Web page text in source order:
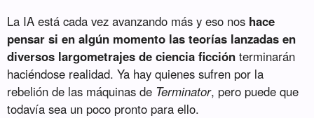
La IA está cada vez avanzando más y eso nos hace
pensar si en algún momento las teorías lanzadas en
diversos largometrajes de ciencia ficción terminarán
haciéndose realidad. Ya hay quienes sufren por la
rebelión de las máquinas de Terminator, pero puede que
todavía sea un poco pronto para ello.